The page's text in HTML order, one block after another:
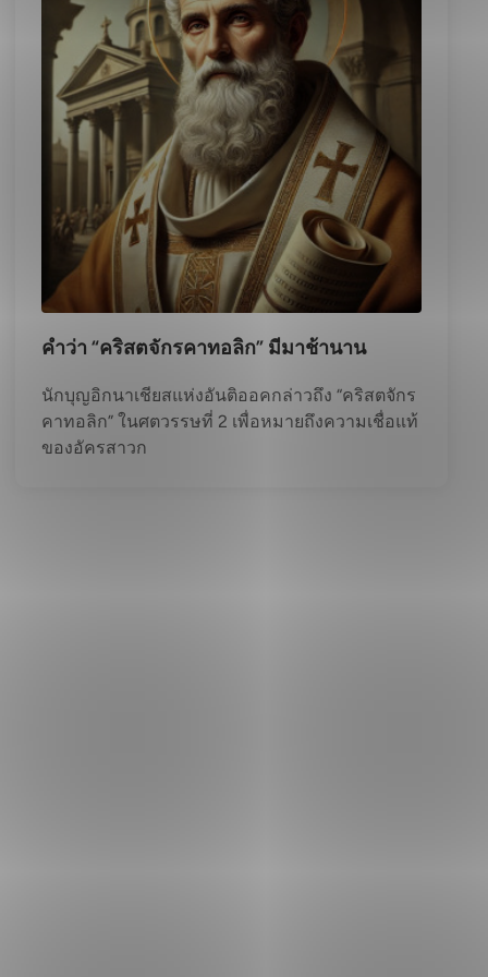
คำว่า “คริสตจักรคาทอลิก” มีมาช้านาน
นักบุญอิกนาเชียสแห่งอันติออคกล่าวถึง “คริสตจักร
คาทอลิก” ในศตวรรษที่ 2 เพื่อหมายถึงความเชื่อแท้
ของอัครสาวก